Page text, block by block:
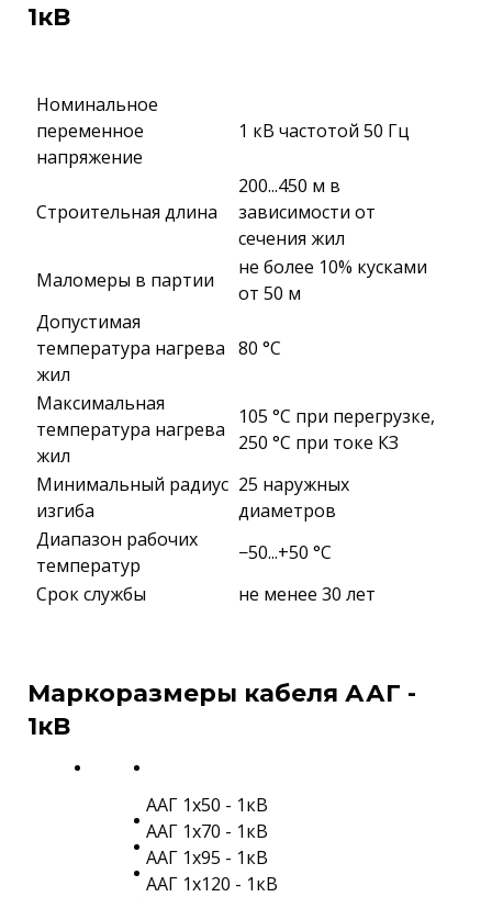
1кВ
Номинальное
переменное
напряжение
1 кВ частотой 50 Гц
Строительная длина
200...450 м в
зависимости от
сечения жил
Маломеры в партии
не более 10% кусками
от 50 м
Допустимая
температура нагрева
жил
80 °C
Максимальная
температура нагрева
жил
105 °C при перегрузке,
250 °C при токе КЗ
Минимальный радиус
изгиба
25 наружных
диаметров
Диапазон рабочих
температур
−50...+50 °C
Срок службы
не менее 30 лет
Маркоразмеры кабеля ААГ -
1кВ
ААГ 1х50 - 1кВ
ААГ 1х70 - 1кВ
ААГ 1х95 - 1кВ
ААГ 1х120 - 1кВ